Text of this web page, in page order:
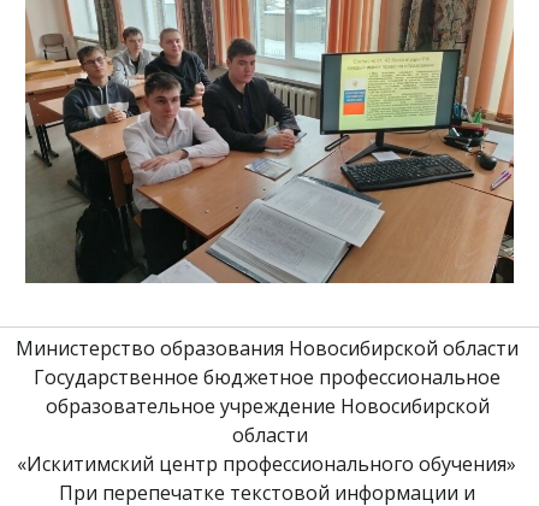
Министерство образования Новосибирской области
Государственное бюджетное профессиональное
образовательное учреждение Новосибирской
области
«Искитимский центр профессионального обучения»
При перепечатке текстовой информации и